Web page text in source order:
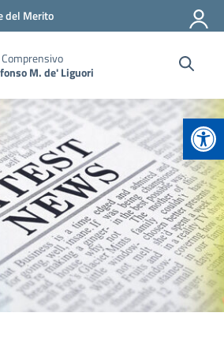
del Merito
M. de' Liguori